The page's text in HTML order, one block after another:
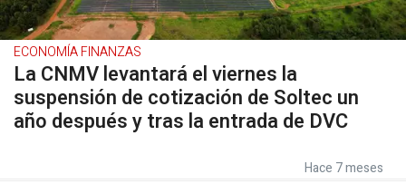
ECONOMÍA FINANZAS
La CNMV levantará el viernes la
suspensión de cotización de Soltec un
año después y tras la entrada de DVC
Hace 7 meses